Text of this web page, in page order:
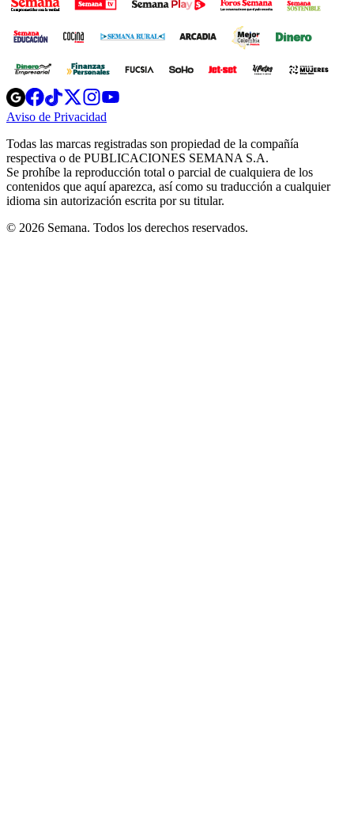
Opens
in
new
Opens
in
new
Opens
in
new
window
Opens
new
windowwindow
Aviso de Privacidad
new
window
Todas las marcas registradas son propiedad de la compañía
respectiva o de PUBLICACIONES SEMANA S.A.
Se prohíbe la reproducción total o parcial de cualquiera de los
contenidos que aquí aparezca, así como su traducción a cualquier
idioma sin autorización escrita por su titular.
© 2026 Semana. Todos los derechos reservados.